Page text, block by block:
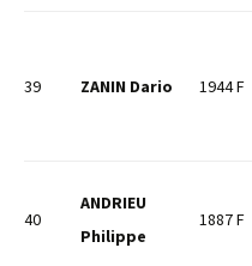
39 ZANIN Dario 1944 F
40
ANDRIEU
Philippe
1887 F